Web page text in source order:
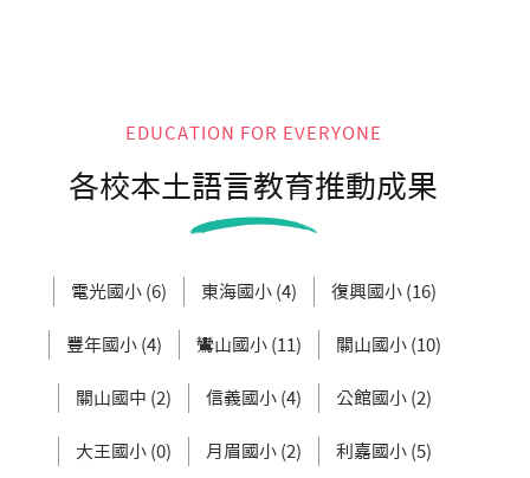
EDUCATION FOR EVERYONE
各校本土語言教育推動成果
電光國小 (6) 東海國小 (4) 復興國小 (16)
豐年國小 (4) 鸞山國小 (11) 關山國小 (10)
關山國中 (2) 信義國小 (4) 公館國小 (2)
大王國小 (0) 月眉國小 (2) 利嘉國小 (5)